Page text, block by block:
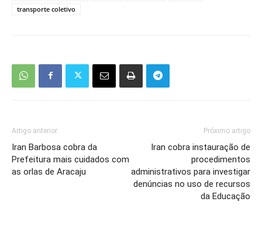
transporte coletivo
Artigo anterior
Iran Barbosa cobra da
Prefeitura mais cuidados com
as orlas de Aracaju
Próximo artigo
Iran cobra instauração de
procedimentos
administrativos para investigar
denúncias no uso de recursos
da Educação